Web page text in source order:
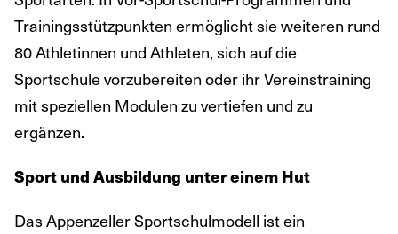
Trainingsstützpunkten ermöglicht sie weiteren rund
80 Athletinnen und Athleten, sich auf die
Sportschule vorzubereiten oder ihr Vereinstraining
mit speziellen Modulen zu vertiefen und zu
ergänzen.
Sport und Ausbildung unter einem Hut
Das Appenzeller Sportschulmodell ist ein